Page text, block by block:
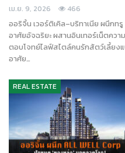
เม.ย. 9, 2026 466
ออริจิ้น เวอร์ติเคิล–บริทาเนีย ผนึก
อาศัยอัจฉริยะ ผสานอินเทอร์เน็ตคว
ตอบโจทย์ไลฟ์สไตล์คนรักสัตว์เลี้ยง
อาศัย…
REAL ESTATE